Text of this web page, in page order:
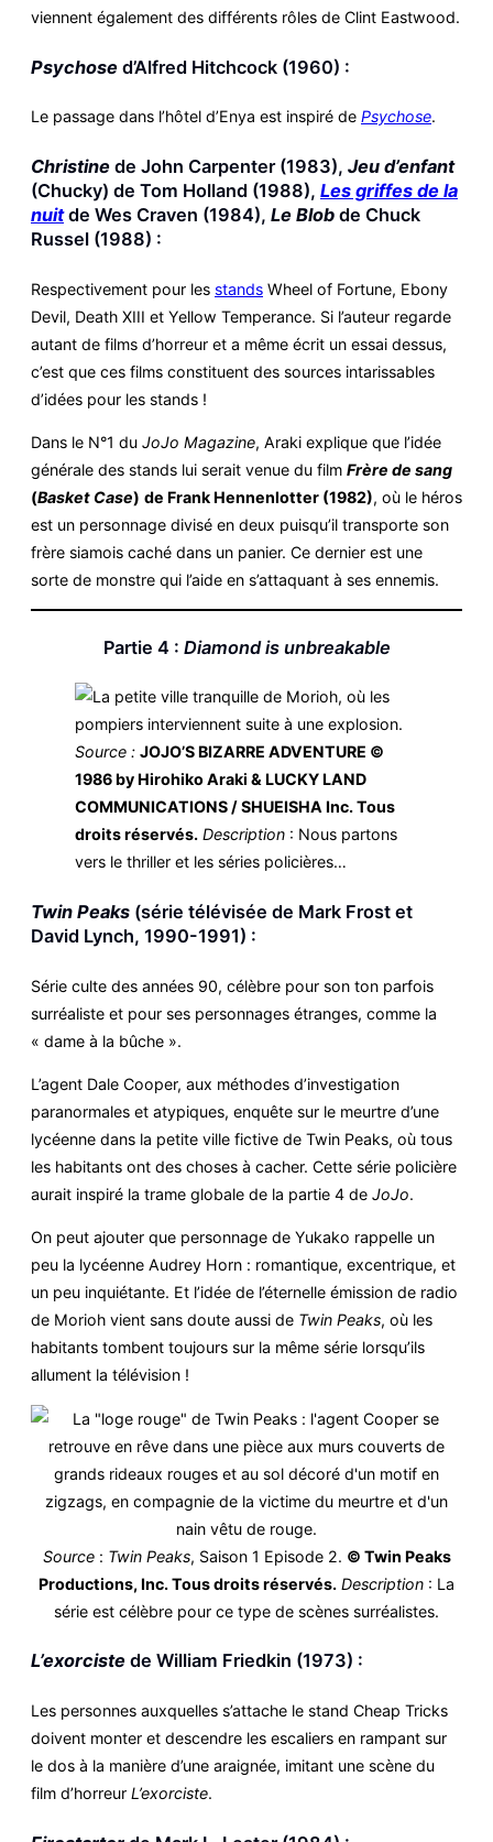
viennent également des différents rôles de Clint Eastwood.
Psychose d’Alfred Hitchcock (1960) :
Le passage dans l’hôtel d’Enya est inspiré de Psychose.
Christine de John Carpenter (1983), Jeu d’enfant
(Chucky) de Tom Holland (1988), Les griffes de la
nuitde Wes Craven (1984), Le Blob de Chuck
Russel (1988) :
Respectivement pour les stands Wheel of Fortune, Ebony
Devil, Death XIII et Yellow Temperance. Si l’auteur regarde
autant de films d’horreur et a même écrit un essai dessus,
c’est que ces films constituent des sources intarissables
d’idées pour les stands !
Dans le N°1 du JoJo Magazine, Araki explique que l’idée
générale des stands lui serait venue du film Frère de sang
(Basket Case) de Frank Hennenlotter (1982), où le héros
est un personnage divisé en deux puisqu’il transporte son
frère siamois caché dans un panier. Ce dernier est une
sorte de monstre qui l’aide en s’attaquant à ses ennemis.
Partie 4 : Diamond is unbreakable
Source : JOJO’S BIZARRE ADVENTURE ©
1986 by Hirohiko Araki & LUCKY LAND
COMMUNICATIONS / SHUEISHA Inc. Tous
droits réservés. Description : Nous partons
vers le thriller et les séries policières…
Twin Peaks (série télévisée de Mark Frost et
David Lynch, 1990-1991) :
Série culte des années 90, célèbre pour son ton parfois
surréaliste et pour ses personnages étranges, comme la
« dame à la bûche ».
L’agent Dale Cooper, aux méthodes d’investigation
paranormales et atypiques, enquête sur le meurtre d’une
lycéenne dans la petite ville fictive de Twin Peaks, où tous
les habitants ont des choses à cacher. Cette série policière
aurait inspiré la trame globale de la partie 4 de JoJo.
On peut ajouter que personnage de Yukako rappelle un
peu la lycéenne Audrey Horn : romantique, excentrique, et
un peu inquiétante. Et l’idée de l’éternelle émission de radio
de Morioh vient sans doute aussi de Twin Peaks, où les
habitants tombent toujours sur la même série lorsqu’ils
allument la télévision !
Source: Twin Peaks, Saison 1 Episode 2. © Twin Peaks
Productions, Inc. Tous droits réservés. Description : La
série est célèbre pour ce type de scènes surréalistes.
L’exorciste de William Friedkin (1973) :
Les personnes auxquelles s’attache le stand Cheap Tricks
doivent monter et descendre les escaliers en rampant sur
le dos à la manière d’une araignée, imitant une scène du
film d’horreur L’exorciste.